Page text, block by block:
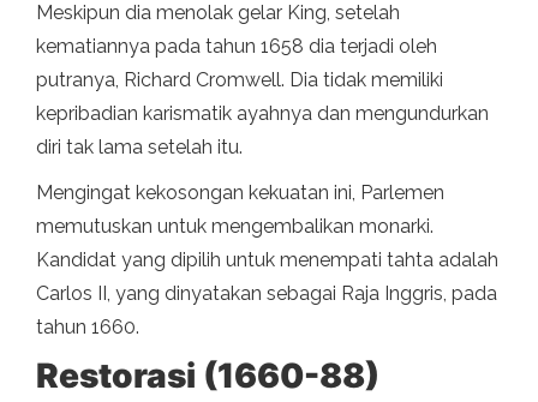
Meskipun dia menolak gelar King, setelah
kematiannya pada tahun 1658 dia terjadi oleh
putranya, Richard Cromwell. Dia tidak memiliki
kepribadian karismatik ayahnya dan mengundurkan
diri tak lama setelah itu.
Mengingat kekosongan kekuatan ini, Parlemen
memutuskan untuk mengembalikan monarki.
Kandidat yang dipilih untuk menempati tahta adalah
Carlos II, yang dinyatakan sebagai Raja Inggris, pada
tahun 1660.
Restorasi (1660-88)